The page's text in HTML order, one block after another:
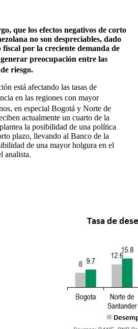
que los efectos negativos de corto
no son despreciables, dado
fiscal por la creciente demanda de
preocupación entre las
riesgo.
está afectando las tasas de
en las regiones con mayor
en especial Bogotá y Norte de
actualmente un cuarto de la
la posibilidad de una política
plazo, llevando al Banco de la
de una mayor holgura en el
analista.